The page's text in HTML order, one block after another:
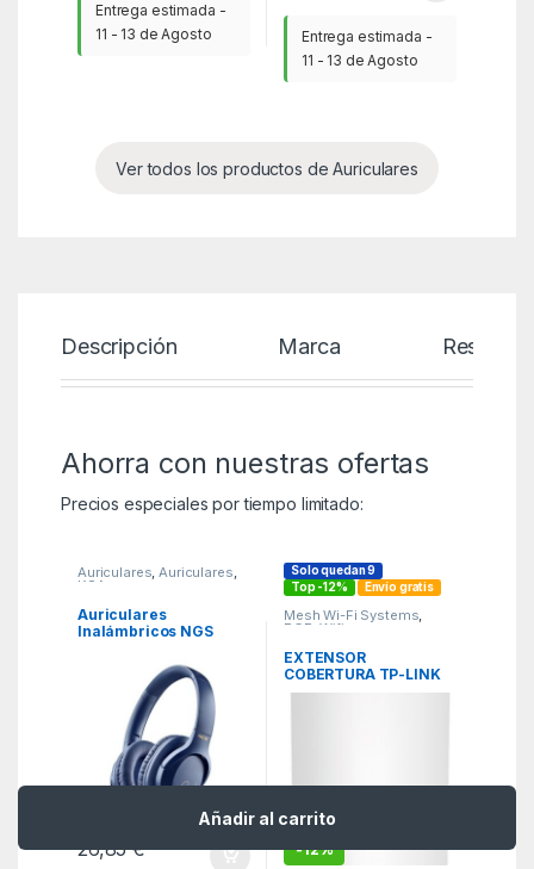
Añadir al carrito
Entrega estimada -
11 - 13 de Agosto
Entrega estimada -
11 - 13 de Agosto
Ver todos los productos de Auriculares
Descripción Marca Reseñas
Ahorra con nuestras ofertas
Precios especiales por tiempo limitado:
Auriculares,Auriculares,
KSA
Auriculares
Inalámbricos NGS
Micrófono/ Bluetooth/
26,85€
Solo quedan 9
Top -12%
Envío gratis
Mesh Wi-Fi Systems,
PCR ,Wifi
EXTENSOR
COBERTURA TP-LINK
A4G AX1500 WIFI 6
-12%